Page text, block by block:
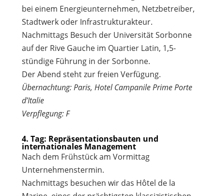
bei einem Energieunternehmen, Netzbetreiber,
Stadtwerk oder Infrastrukturakteur.
Nachmittags Besuch der Universität Sorbonne
auf der Rive Gauche im Quartier Latin, 1,5-
stündige Führung in der Sorbonne.
Der Abend steht zur freien Verfügung.
Übernachtung: Paris, Hotel Campanile Prime Porte
d’Italie
Verpflegung: F
4. Tag: Repräsentationsbauten und
internationales Management
Nach dem Frühstück am Vormittag
Unternehmenstermin.
Nachmittags besuchen wir das Hôtel de la